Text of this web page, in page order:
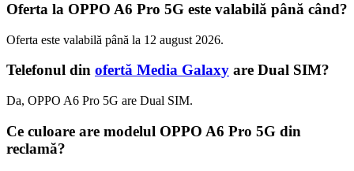
Oferta la OPPO A6 Pro 5G este valabilă până când?
Oferta este valabilă până la 12 august 2026.
Telefonul din ofertă Media Galaxy are Dual SIM?
Da, OPPO A6 Pro 5G are Dual SIM.
Ce culoare are modelul OPPO A6 Pro 5G din
reclamă?